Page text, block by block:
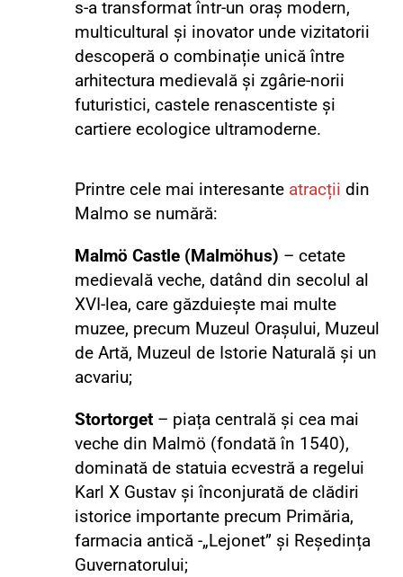
s-a transformat într-un oraș modern,
multicultural și inovator unde vizitatorii
descoperă o combinație unică între
arhitectura medievală și zgârie-norii
futuristici, castele renascentiste și
cartiere ecologice ultramoderne.
Printre cele mai interesante atracții din
Malmo se numără:
Malmö Castle (Malmöhus) – cetate
medievală veche, datând din secolul al
XVI-lea, care găzduiește mai multe
muzee, precum Muzeul Orașului, Muzeul
de Artă, Muzeul de Istorie Naturală și un
acvariu;
Stortorget – piața centrală și cea mai
veche din Malmö (fondată în 1540),
dominată de statuia ecvestră a regelui
Karl X Gustav și înconjurată de clădiri
istorice importante precum Primăria,
farmacia antică -„Lejonet” și Reședința
Guvernatorului;